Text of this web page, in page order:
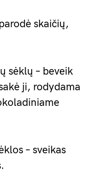
skaičių,
sėklų – beveik
ji, rodydama
– sveikas